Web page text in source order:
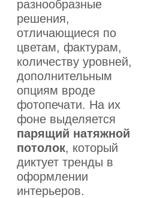
разнообразные
решения,
отличающиеся по
цветам, фактурам,
количеству уровней,
дополнительным
опциям вроде
фотопечати. На их
фоне выделяется
парящий натяжной
потолок, который
диктует тренды в
оформлении
интерьеров.